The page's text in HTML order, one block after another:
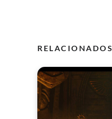
RELACIONADOS